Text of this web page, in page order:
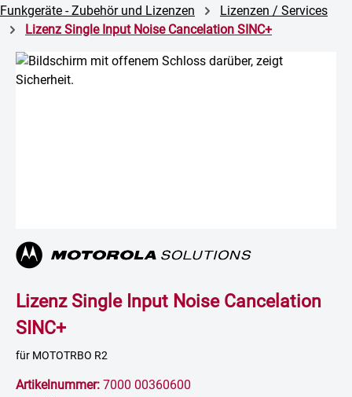
Funkgeräte - Zubehör und Lizenzen
Lizenzen / Services
Lizenz Single Input Noise Cancelation SINC+
Bildergalerie überspringen
Lizenz Single Input Noise Cancelation
SINC+
für MOTOTRBO R2
Artikelnummer: 7000 00360600